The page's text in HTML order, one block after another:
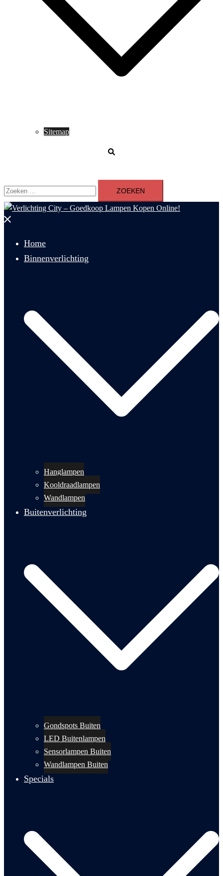
Sitemap
Zoeken
naar:
Menu
Home
Binnenverlichting
Hanglampen
Kooldraadlampen
Wandlampen
Buitenverlichting
Gondspots Buiten
LED Buitenlampen
Sensorlampen Buiten
Wandlampen Buiten
Specials